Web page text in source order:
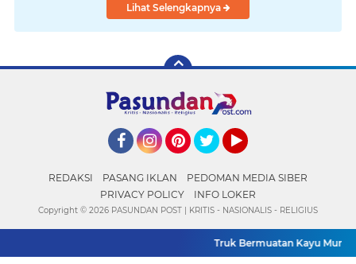
Lihat Selengkapnya
REDAKSI PASANG IKLAN
PEDOMAN MEDIA SIBER
PRIVACY POLICY
INFO LOKER
Truk Bermuatan Kayu
Copyright © 2026 PASUNDAN POST | KRITIS - NASIONALIS - RELIGIUS